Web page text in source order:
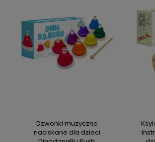
Dzwonki muzyczne
naciskane dla dzieci